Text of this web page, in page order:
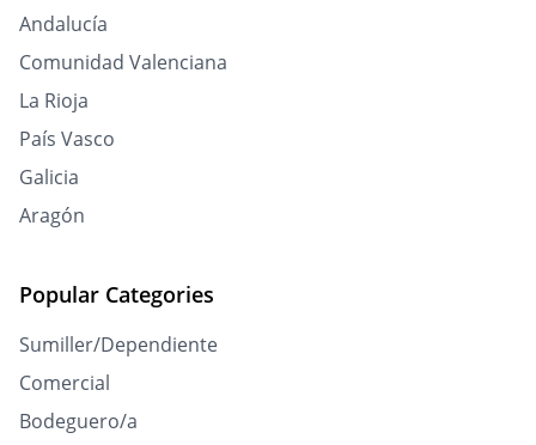
Andalucía
Comunidad Valenciana
La Rioja
País Vasco
Galicia
Aragón
Popular Categories
Sumiller/Dependiente
Comercial
Bodeguero/a